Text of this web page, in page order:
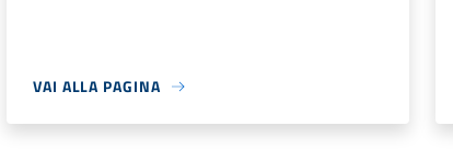
VAI ALLA PAGINA